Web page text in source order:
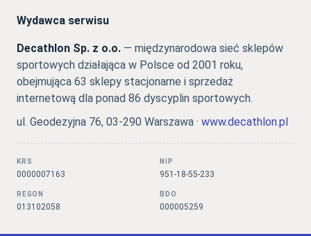
Wydawca serwisu
Decathlon Sp. z o.o. — międzynarodowa sieć sklepów
sportowych działająca w Polsce od 2001 roku,
obejmująca 63 sklepy stacjonarne i sprzedaż
internetową dla ponad 86 dyscyplin sportowych.
ul. Geodezyjna 76, 03-290 Warszawa · www.decathlon.pl
KRS
0000007163
NIP
951-18-55-233
REGON
013102058
BDO
000005259